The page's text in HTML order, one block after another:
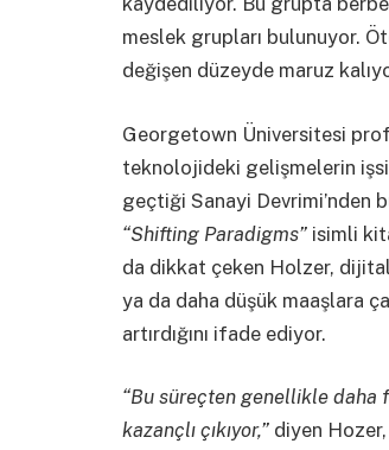
meslek grupları bulunuyor.
değişen düzeyde maruz
Georgetown Üniversitesi
teknolojideki gelişmelerin
geçtiği Sanayi Devrimi’nden
“Shifting Paradigms” isimli
da dikkat çeken Holzer, dijital
ya da daha düşük maaşlara
artırdığını ifade ediyor.
“Bu süreçten genellikle daha
kazançlı çıkıyor,” diyen